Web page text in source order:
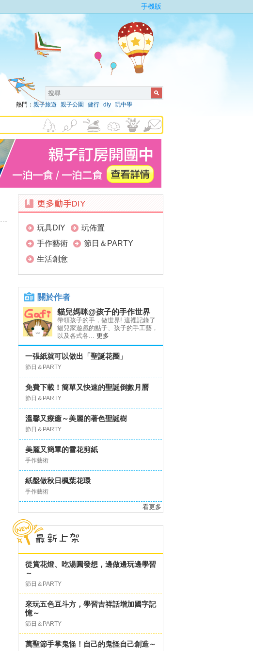
手機版
熱門： 親子旅遊 親子公園 健行 diy 玩中學
玩具DIY
玩佈置
手作藝術
節日＆PARTY
生活創意
關於作者
貓兒媽咪@孩子的手作世界
帶領孩子的手，做世界! 這裡記錄了
貓兒家遊戲的點子、孩子的手工藝，
以及各式各... 更多
一張紙就可以做出「聖誕花圈」
節日＆PARTY
免費下載！簡單又快速的聖誕倒數月曆
節日＆PARTY
溫馨又療癒～美麗的著色聖誕樹
節日＆PARTY
美麗又簡單的雪花剪紙
手作藝術
紙盤做秋日楓葉花環
手作藝術
看更多
從賞花燈、吃湯圓發想，邊做邊玩邊學習
～
節日＆PARTY
來玩五色豆斗方，學習吉祥話增加國字記
憶～
節日＆PARTY
萬聖節手掌鬼怪！自己的鬼怪自己創造～